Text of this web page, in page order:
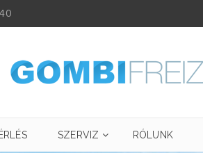
SZERVIZ RÓLUNK